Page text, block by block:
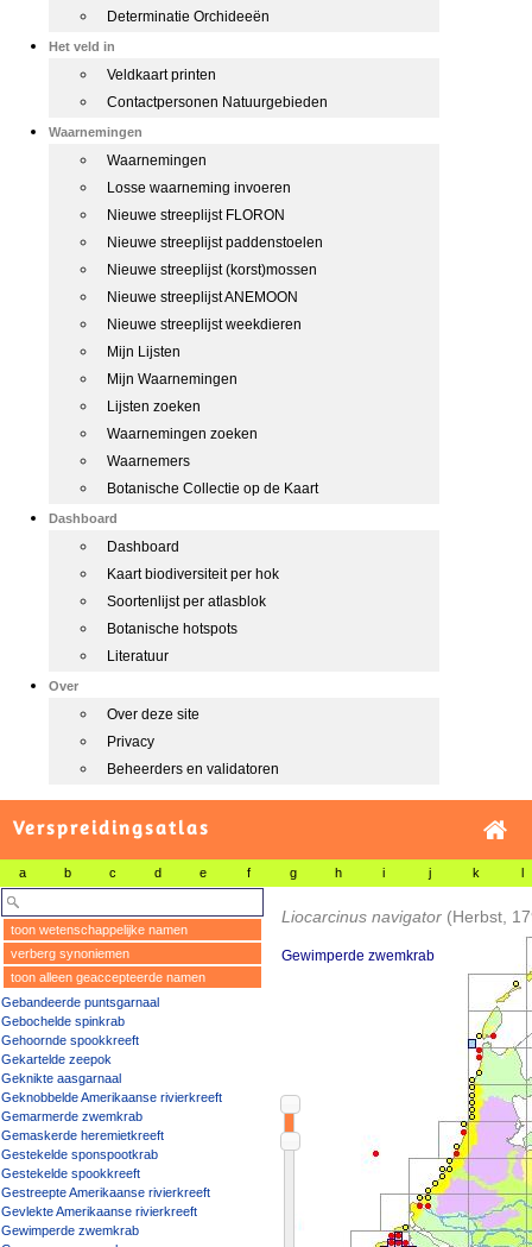
Determinatie Orchideeën
Het veld in
Veldkaart printen
Contactpersonen Natuurgebieden
Waarnemingen
Waarnemingen
Losse waarneming invoeren
Nieuwe streeplijst FLORON
Nieuwe streeplijst paddenstoelen
Nieuwe streeplijst (korst)mossen
Nieuwe streeplijst ANEMOON
Nieuwe streeplijst weekdieren
Mijn Lijsten
Mijn Waarnemingen
Lijsten zoeken
Waarnemingen zoeken
Waarnemers
Botanische Collectie op de Kaart
Dashboard
Dashboard
Kaart biodiversiteit per hok
Soortenlijst per atlasblok
Botanische hotspots
Literatuur
Over
Over deze site
Privacy
Beheerders en validatoren
Verspreidingsatlas
a b c d e f g h i j k l
toon wetenschappelijke namen
verberg synoniemen
toon alleen geaccepteerde namen
Gebandeerde puntsgarnaal
Gebochelde spinkrab
Gehoornde spookkreeft
Gekartelde zeepok
Geknikte aasgarnaal
Geknobbelde Amerikaanse rivierkreeft
Gemarmerde zwemkrab
Gemaskerde heremietkreeft
Gestekelde sponspootkrab
Gestekelde spookkreeft
Gestreepte Amerikaanse rivierkreeft
Gevlekte Amerikaanse rivierkreeft
Gewimperde zwemkrab
Liocarcinus navigator (Herbst,
Gewimperde zwemkrab